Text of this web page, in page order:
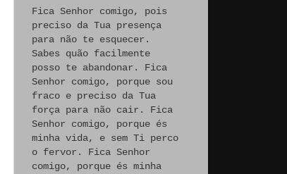
Fica Senhor comigo, pois
preciso da Tua presença
para não te esquecer.
Sabes quão facilmente
posso te abandonar. Fica
Senhor comigo, porque sou
fraco e preciso da Tua
força para não cair. Fica
Senhor comigo, porque és
minha vida, e sem Ti perco
o fervor. Fica Senhor
comigo, porque és minha